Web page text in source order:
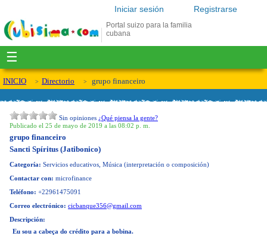
Registrarse
Iniciar sesión
Portal suizo para la familia
cubana
☰
INICIO Directorio grupo financeiro
Sin opiniones ¿Qué piensa la gente?
Publicado el 25 de mayo de 2019 a las 08:02 p. m.
grupo financeiro
Sancti Spíritus (Jatibonico)
Categoría: Servicios educativos, Música (interpretación o composición)
Contactar con: microfinance
Teléfono: +22961475091
Correo electrónico: cicbanque356@gmail.com
Descripción:
Eu sou a cabeça do crédito para a bobina.